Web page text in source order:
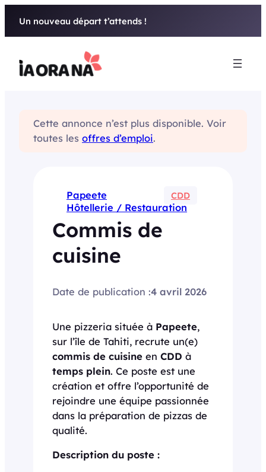
Un nouveau départ t’attends !
Cette annonce n’est plus disponible. Voir
toutes les offres d’emploi.
Papeete CDD
Hôtellerie / Restauration
Commis de
cuisine
Date de publication :4 avril 2026
Une pizzeria située à Papeete,
sur l’île de Tahiti, recrute un(e)
commis de cuisine en CDD à
temps plein. Ce poste est une
création et offre l’opportunité de
rejoindre une équipe passionnée
dans la préparation de pizzas de
qualité.
Description du poste :